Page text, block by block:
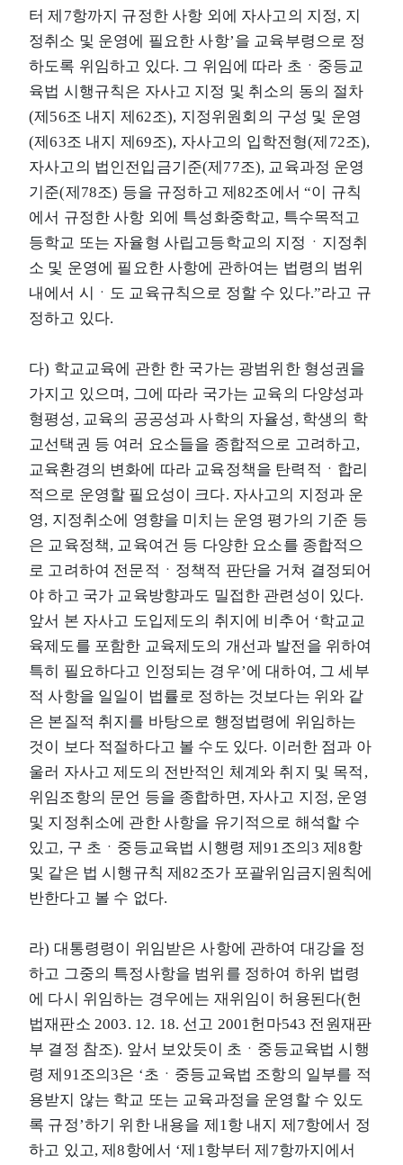
터 제7항까지 규정한 사항 외에 자사고의 지정, 지
정취소 및 운영에 필요한 사항’을 교육부령으로 정
하도록 위임하고 있다. 그 위임에 따라 초ㆍ중등교
육법 시행규칙은 자사고 지정 및 취소의 동의 절차
(제56조 내지 제62조), 지정위원회의 구성 및 운영
(제63조 내지 제69조), 자사고의 입학전형(제72조),
자사고의 법인전입금기준(제77조), 교육과정 운영
기준(제78조) 등을 규정하고 제82조에서 “이 규칙
에서 규정한 사항 외에 특성화중학교, 특수목적고
등학교 또는 자율형 사립고등학교의 지정ㆍ지정취
소 및 운영에 필요한 사항에 관하여는 법령의 범위
내에서 시ㆍ도 교육규칙으로 정할 수 있다.”라고 규
정하고 있다.
다) 학교교육에 관한 한 국가는 광범위한 형성권을
가지고 있으며, 그에 따라 국가는 교육의 다양성과
형평성, 교육의 공공성과 사학의 자율성, 학생의 학
교선택권 등 여러 요소들을 종합적으로 고려하고,
교육환경의 변화에 따라 교육정책을 탄력적ㆍ합리
적으로 운영할 필요성이 크다. 자사고의 지정과 운
영, 지정취소에 영향을 미치는 운영 평가의 기준 등
은 교육정책, 교육여건 등 다양한 요소를 종합적으
로 고려하여 전문적ㆍ정책적 판단을 거쳐 결정되어
야 하고 국가 교육방향과도 밀접한 관련성이 있다.
앞서 본 자사고 도입제도의 취지에 비추어 ‘학교교
육제도를 포함한 교육제도의 개선과 발전을 위하여
특히 필요하다고 인정되는 경우’에 대하여, 그 세부
적 사항을 일일이 법률로 정하는 것보다는 위와 같
은 본질적 취지를 바탕으로 행정법령에 위임하는
것이 보다 적절하다고 볼 수도 있다. 이러한 점과 아
울러 자사고 제도의 전반적인 체계와 취지 및 목적,
위임조항의 문언 등을 종합하면, 자사고 지정, 운영
및 지정취소에 관한 사항을 유기적으로 해석할 수
있고, 구 초ㆍ중등교육법 시행령 제91조의3 제8항
및 같은 법 시행규칙 제82조가 포괄위임금지원칙에
반한다고 볼 수 없다.
라) 대통령령이 위임받은 사항에 관하여 대강을 정
하고 그중의 특정사항을 범위를 정하여 하위 법령
에 다시 위임하는 경우에는 재위임이 허용된다(헌
법재판소 2003. 12. 18. 선고 2001헌마543 전원재판
부 결정 참조). 앞서 보았듯이 초ㆍ중등교육법 시행
령 제91조의3은 ‘초ㆍ중등교육법 조항의 일부를 적
용받지 않는 학교 또는 교육과정을 운영할 수 있도
록 규정’하기 위한 내용을 제1항 내지 제7항에서 정
하고 있고, 제8항에서 ‘제1항부터 제7항까지에서